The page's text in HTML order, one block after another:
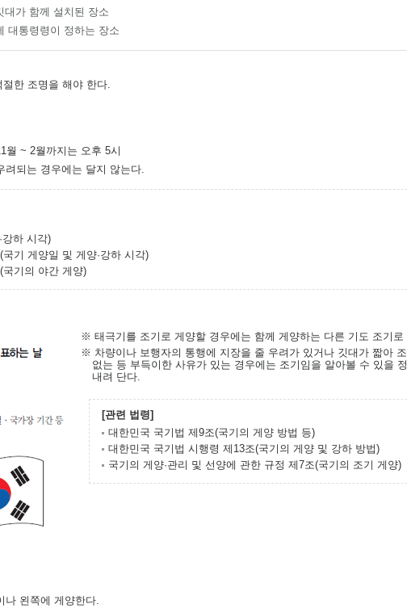
대가 함께 설치된 장소
대통령령이 정하는 장소
한 조명을 해야 한다.
월 ~ 2월까지는 오후 5시
려되는 경우에는 달지 않는다.
강하 시각)
기 게양일 및 게양·강하 시각)
국기의 야간 게양)
※ 태극기를 조기로 게양할 경우에는 함께 게양하는 다른 기도 조기로
※ 차량이나 보행자의 통행에 지장을 줄 우려가 있거나 깃대가 짧아
없는 등 부득이한 사유가 있는 경우에는 조기임을 알아볼 수 있을
내려 단다.
[관련 법령]
대한민국 국기법 제9조(국기의 게양 방법 등)
대한민국 국기법 시행령 제13조(국기의 게양 및 강하 방법)
국기의 게양·관리 및 선양에 관한 규정 제7조(국기의 조기 게양)
나 왼쪽에 게양한다.